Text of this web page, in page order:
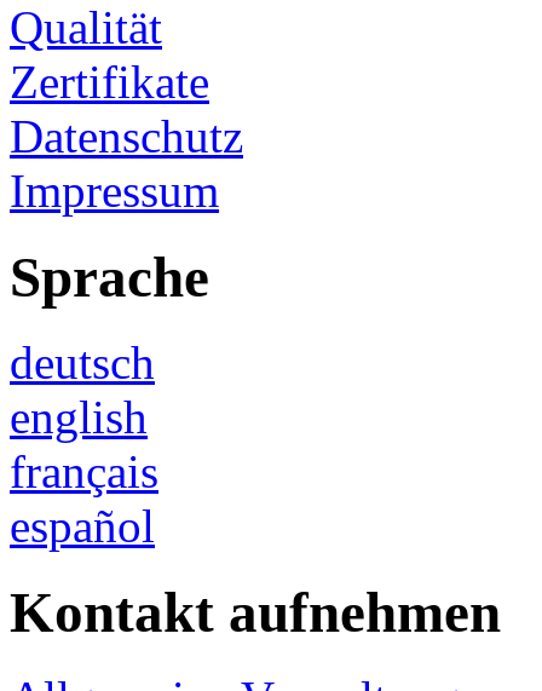
Qualität
Zertifikate
Datenschutz
Impressum
Sprache
deutsch
english
français
español
Kontakt aufnehmen